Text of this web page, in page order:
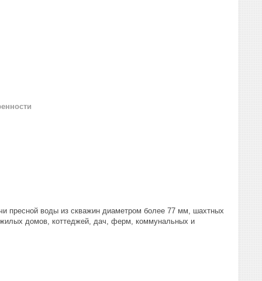
пресной воды из скважин диаметром более 77 мм, шахтных
домов, коттеджей, дач, ферм, коммунальных и